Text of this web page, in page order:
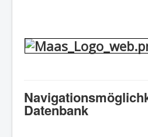
Datenbank